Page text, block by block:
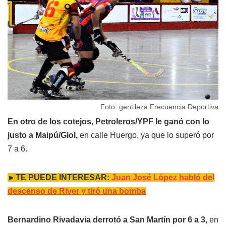
Foto: gentileza Frecuencia Deportiva
En otro de los cotejos, Petroleros/YPF le ganó con lo
justo a Maipú/Giol, en calle Huergo, ya que lo superó por
7 a 6.
►TE PUEDE INTERESAR: Juan José López habló del
descenso de River y tiró una bomba
Bernardino Rivadavia derrotó a San Martín por 6 a 3, en